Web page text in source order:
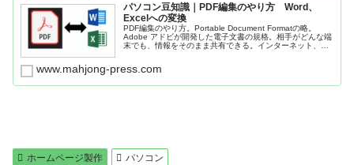
パソコン豆知識｜PDF編集のやり方 Word、
Excelへの変換
PDF編集のやり方。Portable Document Formatの略。
Adobe アドビが開発した電子文書の規格。相手がどんな端
末でも、情報をそのまま共有できる。インターネット、行
る。電子署名を施せば、PDFが改竄された場合にその検出
www.mahjong-press.com
ホームページ製作 パソコン